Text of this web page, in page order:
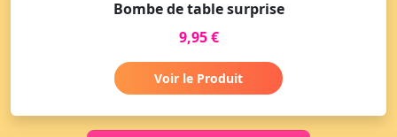
Bombe de table surprise
9,95 €
Voir le Produit